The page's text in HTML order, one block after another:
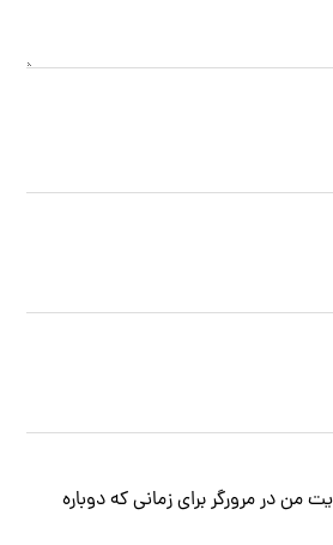
من در مرورگر برای زمانی که دوباره